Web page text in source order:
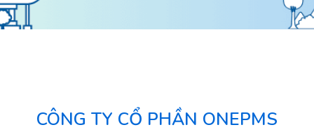
CÔNG TY CỔ PHẦN ONEPMS